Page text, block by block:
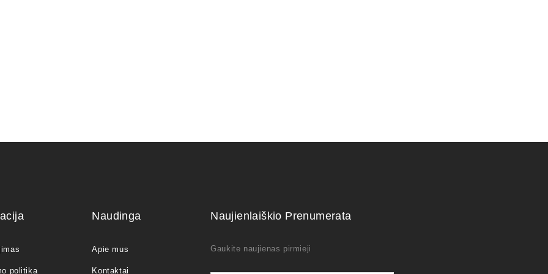
politika
Naudinga
Apie mus
Kontaktai
Naujienlaiškio Prenumerata
Gaukite naujienas pirmieji